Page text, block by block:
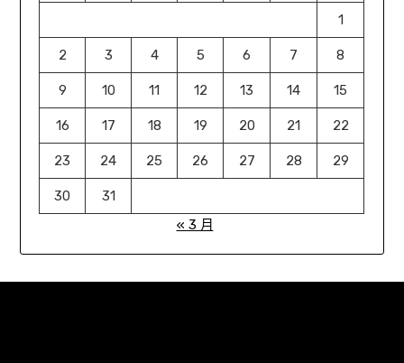
1
2 3 4 5 6 7 8
9 10 11 12 13 14 15
16 17 18 19 20 21 22
23 24 25 26 27 28 29
30
31
« 3 月